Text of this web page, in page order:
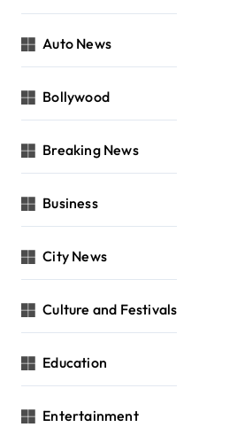
Auto News
Bollywood
Breaking News
Business
City News
Culture and Festivals
Education
Entertainment